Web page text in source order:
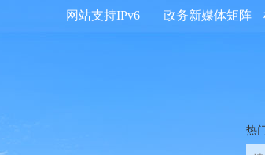
政务新媒体矩阵
网站支持IPv6
热